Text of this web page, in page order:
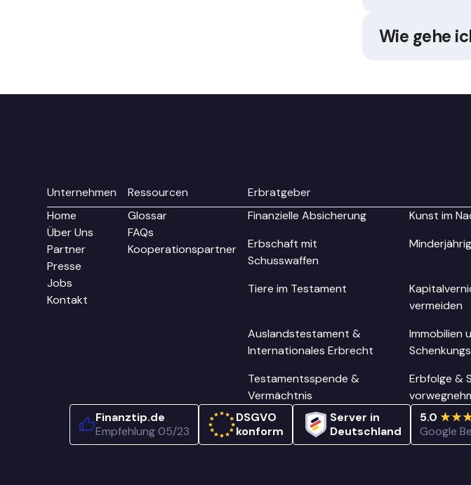
Wie gehe
Unternehmen
Home
Über Uns
Partner
Presse
Jobs
Kontakt
Ressourcen
Glossar
FAQs
Kooperationspartner
Erbratgeber
Finanzielle Absicherung
Kunst im
Erbschaft mit
Schusswaffen
Tiere im Testament
vermeiden
Auslandstestament &
Internationales Erbrecht
Immobilien
Testamentsspende &
Vermächtnis
Erbfolge &
Finanztip.de
Empfehlung 05/23
DSGVO
konform
Server in
Deutschland
5.0
Google